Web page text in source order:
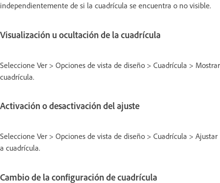
independientemente de si la cuadrícula se encuentra o no visible.
Visualización u ocultación de la cuadrícula
Seleccione Ver > Opciones de vista de diseño > Cuadrícula > Mostrar
cuadrícula.
Activación o desactivación del ajuste
Seleccione Ver > Opciones de vista de diseño > Cuadrícula > Ajustar
a cuadrícula.
Cambio de la configuración de cuadrícula